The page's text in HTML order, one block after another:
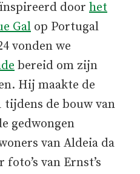
door het
Gal op Portugal
vonden we
bereid om zijn
Hij maakte de
tijdens de bouw van
gedwongen
van Aldeia da
van Ernst’s